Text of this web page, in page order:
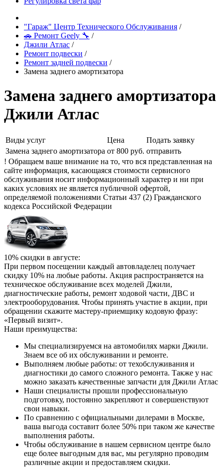
"Гараж" Центр Технического Обслуживания /
🚗 Ремонт Geely 🔧 /
Джили Атлас /
Ремонт подвески /
Ремонт задней подвески /
Замена заднего амортизатора
Замена заднего амортизатора
Джили Атлас
Виды услуг Цена
Подать заявку
Замена заднего амортизатора от 800 руб. отправить
! Обращаем ваше внимание на то, что вся представленная на
сайте информация, касающаяся стоимости сервисного
обслуживания носит информационный характер и ни при
каких условиях не является публичной офертой,
определяемой положениями Статьи 437 (2) Гражданского
кодекса Российской Федерации
10% скидки в августе:
При первом посещении каждый автовладелец получает
скидку 10% на любые работы. Акция распространяется на
техническое обслуживание всех моделей Джили,
диагностические работы, ремонт ходовой части, ДВС и
электрооборудования. Чтобы принять участие в акции, при
обращении скажите мастеру-приемщику кодовую фразу:
«Первый визит».
Наши преимущества:
Мы специализируемся на автомобилях марки Джили.
Знаем все об их обслуживании и ремонте.
Выполняем любые работы: от техобслуживания и
диагностики до самого сложного ремонта. Также у нас
можно заказать качественные запчасти для Джили Атлас
Наши специалисты прошли профессиональную
подготовку, постоянно закрепляют и совершенствуют
свои навыки.
По сравнению с официальными дилерами в Москве,
ваша выгода составит более 50% при таком же качестве
выполнения работы.
Чтобы обслуживание в нашем сервисном центре было
еще более выгодным для вас, мы регулярно проводим
различные акции и предоставляем скидки.